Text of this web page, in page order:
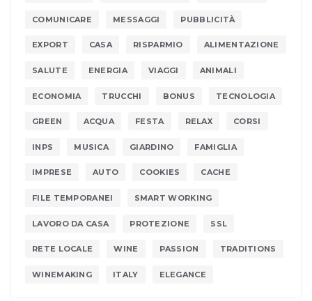
COMUNICARE MESSAGGI PUBBLICITÀ
EXPORT CASA RISPARMIO ALIMENTAZIONE
SALUTE ENERGIA VIAGGI ANIMALI
ECONOMIA TRUCCHI BONUS TECNOLOGIA
GREEN ACQUA FESTA RELAX CORSI
INPS MUSICA GIARDINO FAMIGLIA
IMPRESE AUTO COOKIES CACHE
FILE TEMPORANEI SMART WORKING
LAVORO DA CASA PROTEZIONE SSL
RETE LOCALE WINE PASSION TRADITIONS
WINEMAKING ITALY ELEGANCE